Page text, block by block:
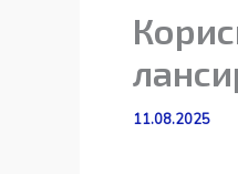
11.08.2025